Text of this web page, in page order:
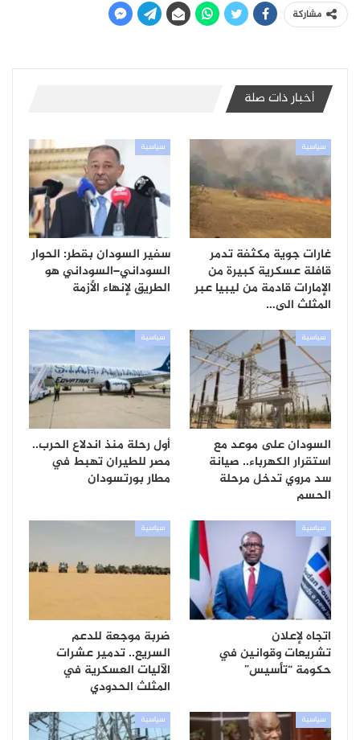
مشاركة
أخبار ذات صلة
سياسية
غارات جوية مكثفة تدمر
قافلة عسكرية كبيرة من
الإمارات قادمة من ليبيا عبر
المثلث الى…
سياسية
سفير السودان بقطر: الحوار
السوداني–السوداني هو
الطريق لإنهاء الأزمة
سياسية
السودان على موعد مع
استقرار الكهرباء.. صيانة
سد مروي تدخل مرحلة
الحسم
سياسية
أول رحلة منذ اندلاع الحرب..
مصر للطيران تهبط في
مطار بورتسودان
سياسية
اتجاه لإعلان
تشريعات وقوانين في
حكومة “تأسيس”
سياسية
ضربة موجعة للدعم
السريع.. تدمير عشرات
الآليات العسكرية في
المثلث الحدودي
سياسية سياسية